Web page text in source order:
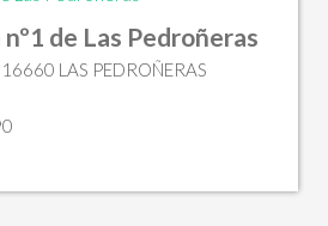
de Las Pedroñeras
LAS PEDROÑERAS